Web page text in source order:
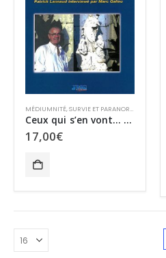
MÉDIUMNITÉ,SURVIE ET PARANORMAL
Ceux qui s’en vont… et ceux qui restent
17,00€